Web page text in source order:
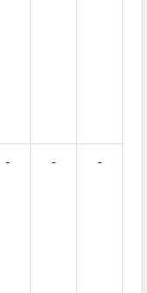
- - -